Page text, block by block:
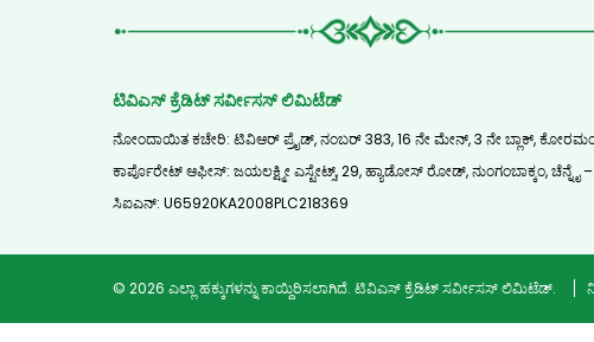
ಟಿವಿಎಸ್ ಕ್ರೆಡಿಟ್ ಸರ್ವೀಸಸ್ ಲಿಮಿಟೆಡ್
ನೋಂದಾಯಿತ ಕಚೇರಿ: ಟಿವಿಆರ್ ಪ್ರೈಡ್, ನಂಬರ್ 383, 16 ನೇ ಮೇನ್, 3 ನೇ ಬ್ಲಾಕ್,
ಕಾರ್ಪೊರೇಟ್ ಆಫೀಸ್: ಜಯಲಕ್ಷ್ಮೀ ಎಸ್ಟೇಟ್ಸ್, 29, ಹ್ಯಾಡೋಸ್ ರೋಡ್, ನುಂಗಂಬಾಕ್ಕಂ, ಚೆನ್ನೈ
ಸಿಐಎನ್‌: U65920KA2008PLC218369
© 2026 ಎಲ್ಲಾ ಹಕ್ಕುಗಳನ್ನು ಕಾಯ್ದಿರಿಸಲಾಗಿದೆ. ಟಿವಿಎಸ್ ಕ್ರೆಡಿಟ್ ಸರ್ವೀಸಸ್ ಲಿಮಿಟೆಡ್.